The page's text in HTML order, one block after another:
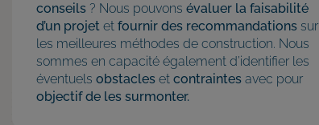
conseils ? Nous pouvons évaluer la faisabilité
d’un projet et fournir des recommandations sur
les meilleures méthodes de construction. Nous
sommes en capacité également d’identifier les
éventuels obstacles et contraintes avec pour
objectif de les surmonter.